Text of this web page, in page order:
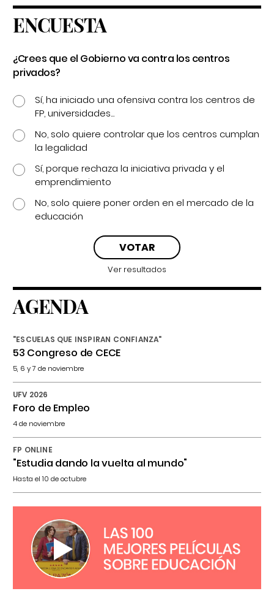
ENCUESTA
¿Crees que el Gobierno va contra los centros
privados?
Sí, ha iniciado una ofensiva contra los centros de
FP, universidades...
No, solo quiere controlar que los centros cumplan
la legalidad
Sí, porque rechaza la iniciativa privada y el
emprendimiento
No, solo quiere poner orden en el mercado de la
educación
Ver resultados
AGENDA
"ESCUELAS QUE INSPIRAN CONFIANZA"
53 Congreso de CECE
5, 6 y 7 de noviembre
UFV 2026
Foro de Empleo
4 de noviembre
FP ONLINE
"Estudia dando la vuelta al mundo"
Hasta el 10 de octubre